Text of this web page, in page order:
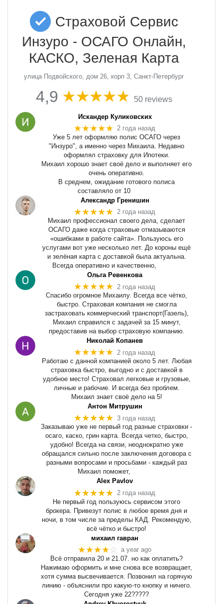
Страховой Сервис
Инзуро - ОСАГО Онлайн,
КАСКО, Зеленая Карта
улица Подвойского, дом 26, корп 3, Санкт-Петербург
4,9 50 reviews
Искандер Куликовских
★★★★★ 2 года назад
Уже 5 лет оформляю полис ОСАГО через
"Инзуро", а именно через Михаила. Недавно
оформлял страховку для Ипотеки.
Михаил хорошо знает своё дело и выполняет его
очень оперативно.
В среднем, ожидание готового полиса
составляло от 10
Александр Гренишин
★★★★★ 2 года назад
Михаил профессионал своего дела, сделает
ОСАГО даже когда страховые отмазываются
«ошибками в работе сайта». Пользуюсь его
услугами вот уже несколько лет. До короны ещё
и зелёная карта с доставкой была актуальна.
Всегда оперативно и качественно,
Ольга Ревенкова
★★★★★ 2 года назад
Спасибо огромное Михаилу. Всегда все чётко,
быстро. Страховая компания не смогла
застраховать коммерческий транспорт(Газель),
Михаил справился с задачей за 15 минут,
предоставив на выбор страховую компанию.
Николай Копанев
★★★★★ 2 года назад
Работаю с данной компанией около 5 лет. Любая
страховка быстро, выгодно и с доставкой в
удобное место! Страховал легковые и грузовые,
личные и рабочие. И всегда без проблем.
Михаил знает своё дело на 5!
Антон Митрушин
★★★★★ 3 года назад
Заказываю уже не первый год разные страховки -
осаго, каско, грин карта. Всегда четко, быстро,
удобно! Всегда на связи, неоднократно уже
обращался сильно после заключения договора с
разными вопросами и просьбами - каждый раз
Михаил поможет,
Alex Pavlov
★★★★★ 2 года назад
Не первый год пользуюсь сервисом этого
брокера. Привезут полис в любое время дня и
ночи, в том числе за пределы КАД. Рекомендую,
всё чётко и быстро!
михаил гавран
★★★★☆ a year ago
Всё отправила 20 и 21.07. но как оплатить?
Нажимаю оформить и мне снова все возвращает,
хотя сумма высвечивается. Позвонил на горячую
линию - объяснили про какую-то кнопку и ничего.
Сегодня уже 22?????